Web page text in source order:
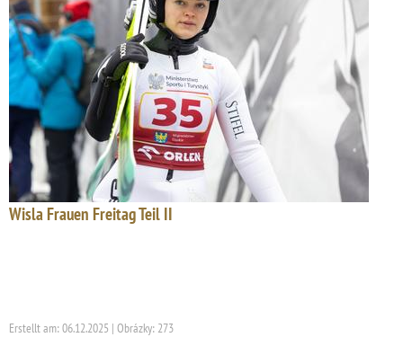
Wisla Frauen Freitag Teil II
Erstellt am: 06.12.2025 | Obrázky: 273